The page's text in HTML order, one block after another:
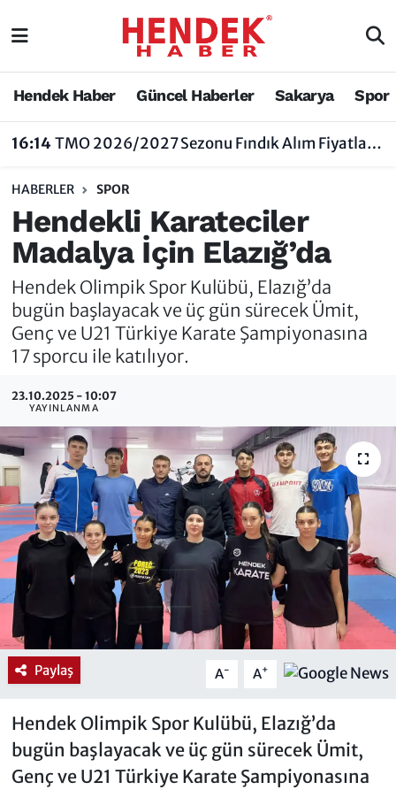
Hendek Haber Güncel Haberler Sakarya Spor
16:14TMO 2026/2027 Sezonu Fındık Alım Fiyatlarını Açıkladı
HABERLER SPOR
Hendekli Karateciler
Madalya İçin Elazığ’da
Hendek Olimpik Spor Kulübü, Elazığ’da
bugün başlayacak ve üç gün sürecek Ümit,
Genç ve U21 Türkiye Karate Şampiyonasına
17 sporcu ile katılıyor.
23.10.2025 - 10:07
YAYINLANMA
Paylaş A- A+
Hendek Olimpik Spor Kulübü, Elazığ’da
bugün başlayacak ve üç gün sürecek Ümit,
Genç ve U21 Türkiye Karate Şampiyonasına
Hendek Haber
Nöbetçi Eczaneler
Vefat Edenler
Hendek Haber
Hakkında
Hendek Haber Reklam Servisi
Künye
Sakarya Nöbetçi Eczaneler
Sakarya Trafik Yoğunluk Haritası
Tüm Manşetler
Son Dakika Haberleri
Haber Arşivi